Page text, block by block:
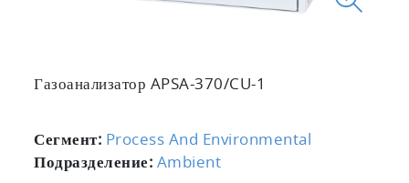
Газоанализатор APSA-370/CU-1
Сегмент: Process And Environmental
Подразделение: Ambient